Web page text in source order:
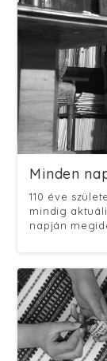
Minden
110 éve
mindig
napján